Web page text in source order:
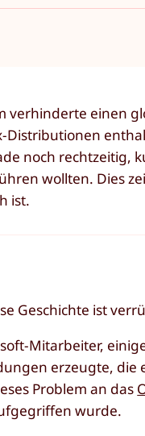
einen
noch rechtzeitig,
wollten. Dies
ist.
Geschichte ist
Mitarbeiter,
erzeugte,
Problem an das
wurde.